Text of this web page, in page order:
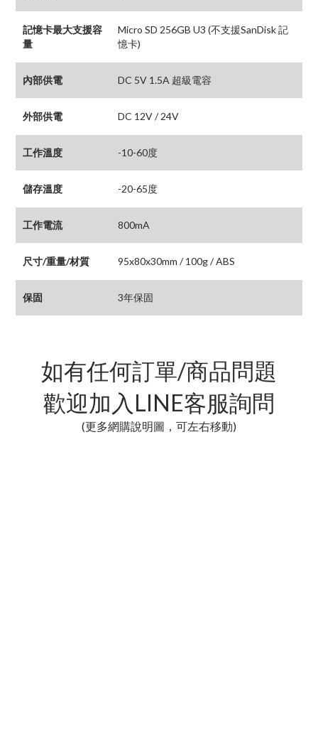
記憶卡最大支援容
量
Micro SD 256GB U3 (不支援SanDisk 記
憶卡)
內部供電 DC 5V 1.5A 超級電容
外部供電 DC 12V / 24V
工作溫度 -10-60度
儲存溫度 -20-65度
工作電流 800mA
尺寸/重量/材質 95x80x30mm / 100g / ABS
保固 3年保固
如有任何訂單/商品問題
歡迎加入LINE客服詢問
(更多網購說明圖，可左右移動)